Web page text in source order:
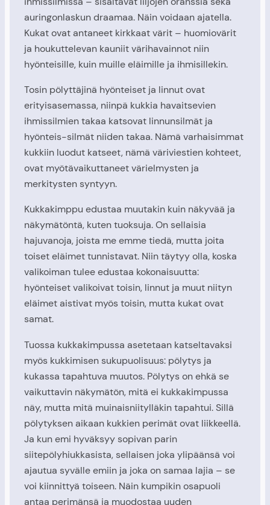
auringonlaskun draamaa. Näin voidaan ajatella.
Kukat ovat antaneet kirkkaat värit – huomiovärit
ja houkuttelevan kauniit värihavainnot niin
hyönteisille, kuin muille eläimille ja ihmisillekin.
Tosin pölyttäjinä hyönteiset ja linnut ovat
erityisasemassa, niinpä kukkia havaitsevien
ihmissilmien takaa katsovat linnunsilmät ja
hyönteis-silmät niiden takaa. Nämä varhaisimmat
kukkiin luodut katseet, nämä väriviestien kohteet,
ovat myötävaikuttaneet värielmysten ja
merkitysten syntyyn.
Kukkakimppu edustaa muutakin kuin näkyvää ja
näkymätöntä, kuten tuoksuja. On sellaisia
hajuvanoja, joista me emme tiedä, mutta joita
toiset eläimet tunnistavat. Niin täytyy olla, koska
valikoiman tulee edustaa kokonaisuutta:
hyönteiset valikoivat toisin, linnut ja muut niityn
eläimet aistivat myös toisin, mutta kukat ovat
samat.
Tuossa kukkakimpussa asetetaan katseltavaksi
myös kukkimisen sukupuolisuus: pölytys ja
kukassa tapahtuva muutos. Pölytys on ehkä se
vaikuttavin näkymätön, mitä ei kukkakimpussa
näy, mutta mitä muinaisniitylläkin tapahtui. Sillä
pölytyksen aikaan kukkien perimät ovat liikkeellä.
Ja kun emi hyväksyy sopivan parin
siitepölyhiukkasista, sellaisen joka ylipäänsä voi
ajautua syvälle emiin ja joka on samaa lajia – se
voi kiinnittyä toiseen. Näin kumpikin osapuoli
antaa perimänsä ja muodostaa uuden